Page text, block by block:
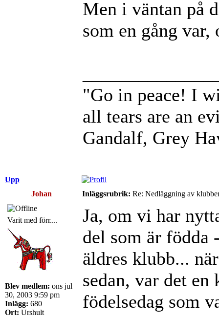
Men i väntan på
som en gång var,
"Go in peace! I
all tears are an
Gandalf, Grey
Upp
Johan
Inläggsrubrik: Re: Nedläggning av
Varit med förr....
Blev medlem: ons jul
30, 2003 9:59 pm
Inlägg: 680
Ort: Urshult
Ja, om vi har
del som är födda
äldres klubb...
sedan, var det
födelsedag som